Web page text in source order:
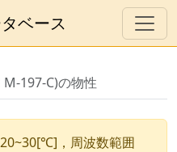
ベース
197-C)の物性
，周波数範囲